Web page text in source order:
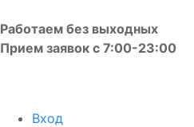
Работаем без выходных
Прием заявок с 7:00-23:00
Вход